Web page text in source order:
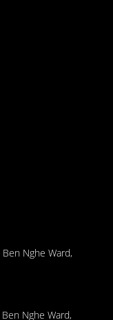
Nghe Ward,
Nghe Ward,